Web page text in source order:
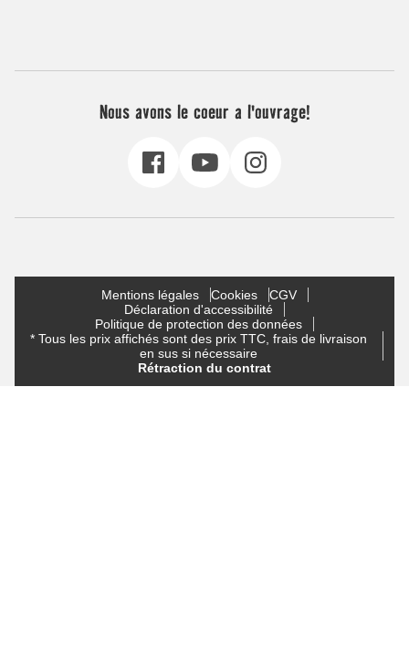
Nous avons le coeur a l'ouvrage!
Mentions légales Cookies
CGV
Déclaration d'accessibilité
Politique de protection des données
* Tous les prix affichés sont des prix TTC, frais de livraison
en sus si nécessaire
Rétraction du contrat